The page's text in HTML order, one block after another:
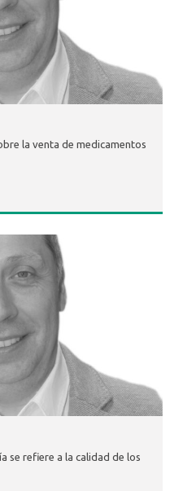
la venta de medicamentos
se refiere a la calidad de los